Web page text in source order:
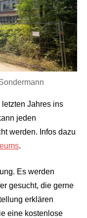
Jahres ins
jeden
werden. Infos dazu
.
Es werden
gesucht, die gerne
erklären
eine kostenlose